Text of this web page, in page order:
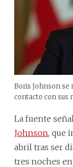
Boris Johnson se
contacto con sus
La fuente
Johnson, que
abril tras ser
tres noches